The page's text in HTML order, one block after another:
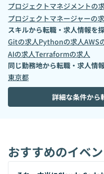
プロジェクトマネジメントの
プロジェクトマネージャーの
スキルから転職・求人情報を
Gitの求人Pythonの求人AWS
AIの求人Terraformの求人
同じ勤務地から転職・求人情
東京都
詳細な条件から
おすすめのイベ